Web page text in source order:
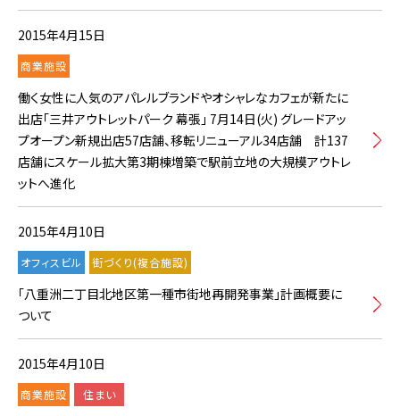
2015年4月15日
商業施設
働く女性に人気のアパレルブランドやオシャレなカフェが新たに
出店「三井アウトレットパーク 幕張」 7月14日(火) グレードアッ
プオープン新規出店57店舗、移転リニューアル34店舗 計137
店舗にスケール拡大第3期棟増築で駅前立地の大規模アウトレ
ットへ進化
2015年4月10日
オフィスビル 街づくり(複合施設)
「八重洲二丁目北地区第一種市街地再開発事業」計画概要に
ついて
2015年4月10日
商業施設 住まい